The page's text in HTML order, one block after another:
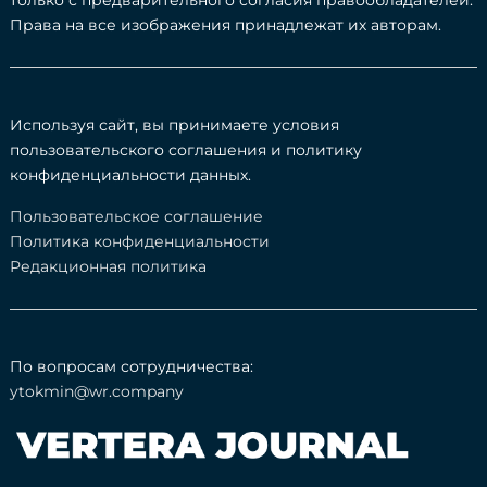
Права на все изображения принадлежат их авторам.
Используя сайт, вы принимаете условия
пользовательского соглашения и политику
конфиденциальности данных.
Пользовательское соглашение
Политика конфиденциальности
Редакционная политика
По вопросам сотрудничества:
ytokmin@wr.company